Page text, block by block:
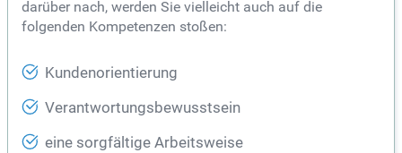
darüber nach, werden Sie vielleicht auch auf die
folgenden Kompetenzen stoßen:
Kundenorientierung
Verantwortungsbewusstsein
eine sorgfältige Arbeitsweise